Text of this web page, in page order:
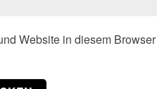
Website in diesem